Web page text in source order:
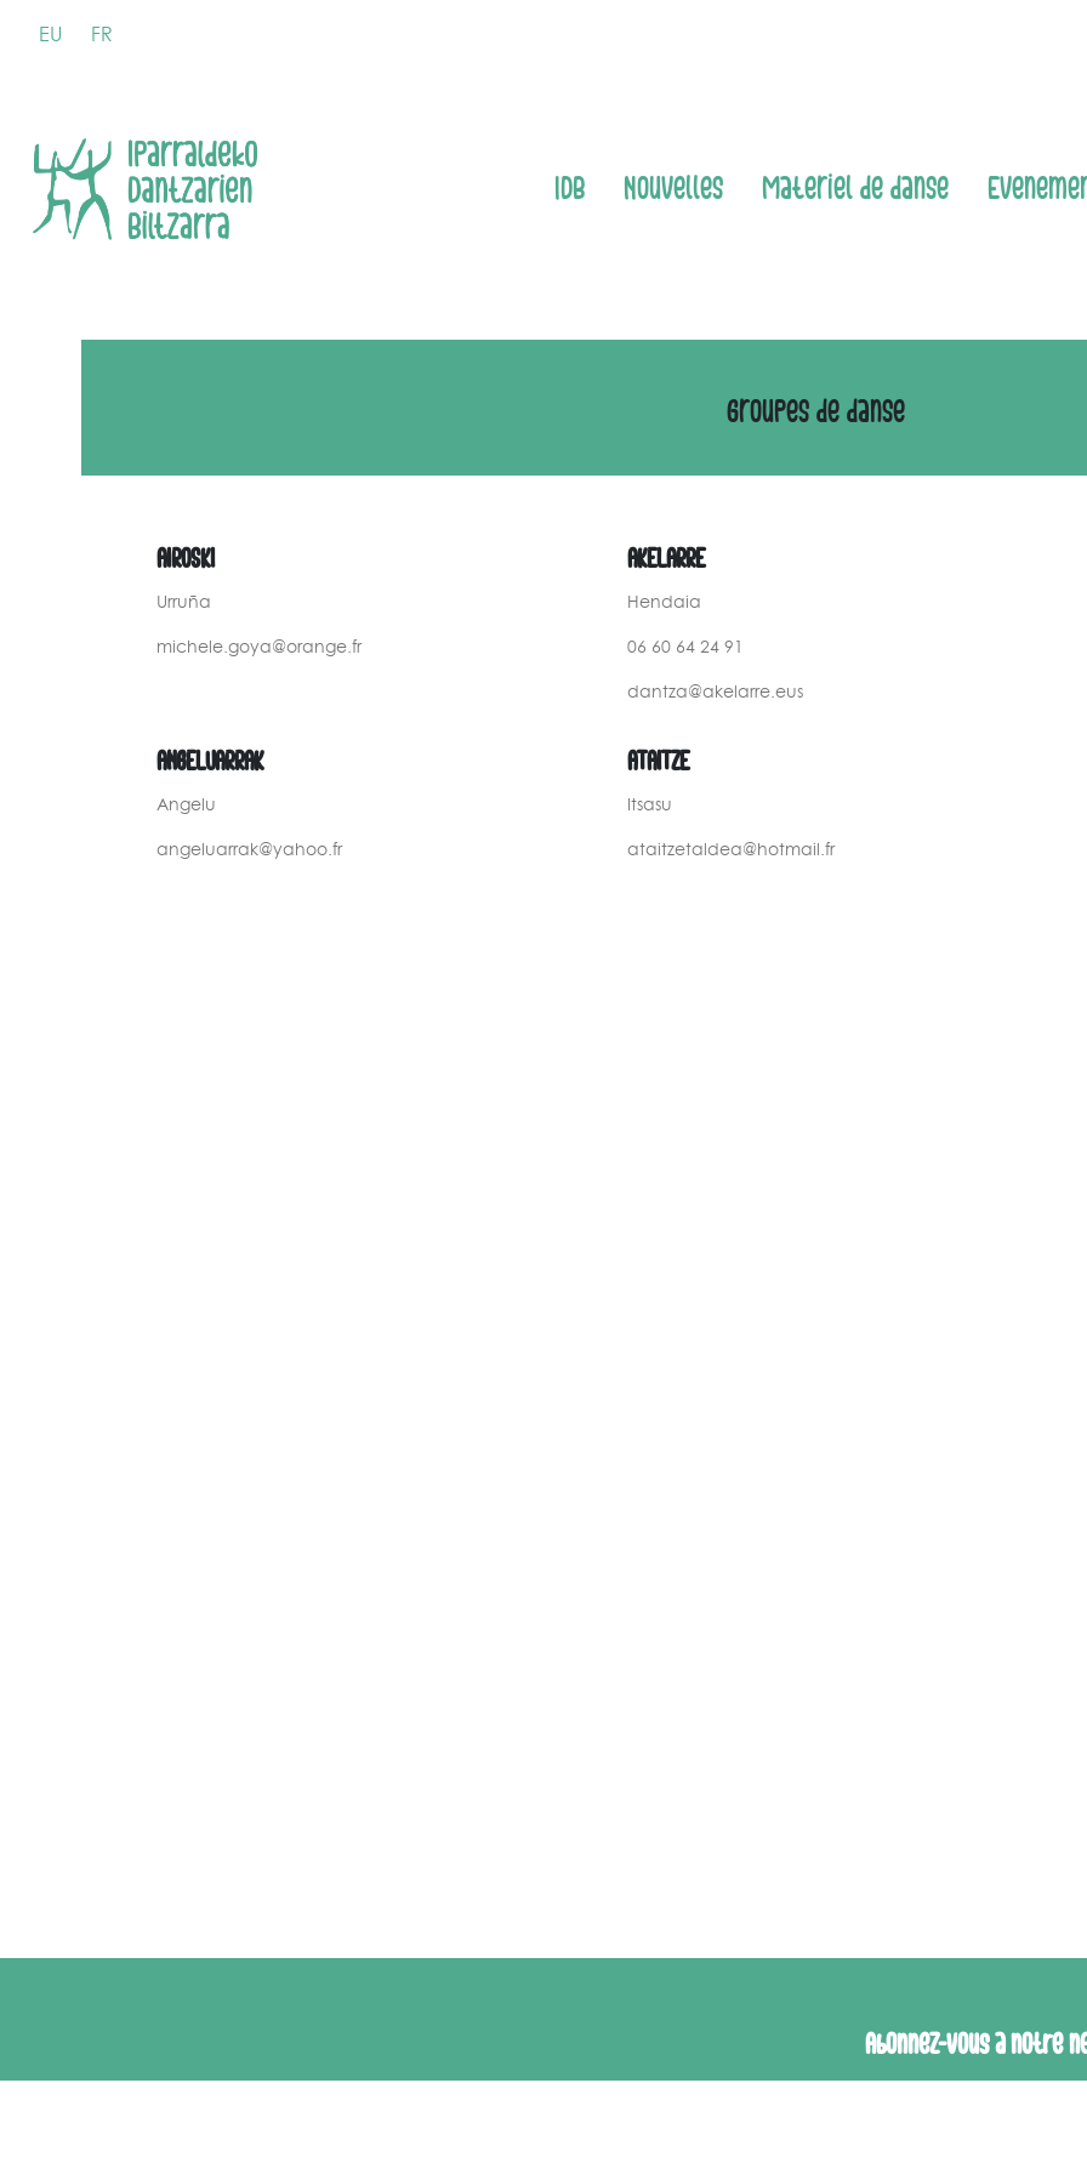
EU FR
IDB Nouvelles Matériel de danse
Groupes de danse
AIROSKI
Urruña
michele.goya@orange.fr
AKELARRE
Hendaia
06 60 64 24 91
dantza@akelarre.eus
ANGELUARRAK
Angelu
angeluarrak@yahoo.fr
ATAITZE
Itsasu
ataitzetaldea@hotmail.fr
Abonnez-vous à notre